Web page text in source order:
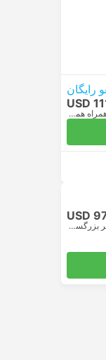
رایگان
USD
وسیله نقلیه، به همراه همه‌چیز
USD
به ازای هر بزرگسال